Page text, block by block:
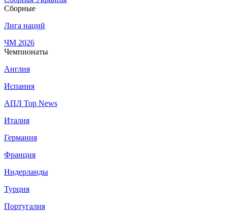
Сборные
Лига наций
ЧМ 2026
Чемпионаты
Англия
Испания
АПЛ Top News
Италия
Германия
Франция
Нидерланды
Турция
Португалия